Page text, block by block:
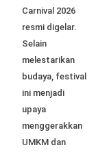
Carnival 2026
resmi digelar.
Selain
melestarikan
budaya, festival
ini menjadi
upaya
menggerakkan
UMKM dan